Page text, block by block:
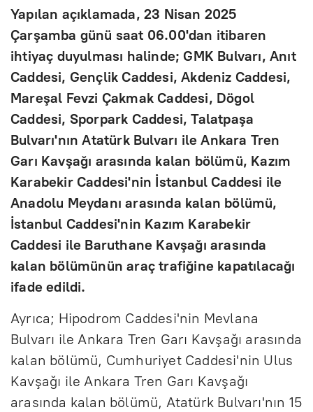
Yapılan açıklamada, 23 Nisan 2025
Çarşamba günü saat 06.00'dan itibaren
ihtiyaç duyulması halinde; GMK Bulvarı, Anıt
Caddesi, Gençlik Caddesi, Akdeniz Caddesi,
Mareşal Fevzi Çakmak Caddesi, Dögol
Caddesi, Sporpark Caddesi, Talatpaşa
Bulvarı'nın Atatürk Bulvarı ile Ankara Tren
Garı Kavşağı arasında kalan bölümü, Kazım
Karabekir Caddesi'nin İstanbul Caddesi ile
Anadolu Meydanı arasında kalan bölümü,
İstanbul Caddesi'nin Kazım Karabekir
Caddesi ile Baruthane Kavşağı arasında
kalan bölümünün araç trafiğine kapatılacağı
ifade edildi.
Ayrıca; Hipodrom Caddesi'nin Mevlana
Bulvarı ile Ankara Tren Garı Kavşağı arasında
kalan bölümü, Cumhuriyet Caddesi'nin Ulus
Kavşağı ile Ankara Tren Garı Kavşağı
arasında kalan bölümü, Atatürk Bulvarı'nın 15